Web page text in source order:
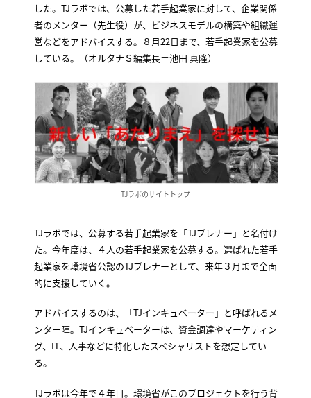
した。TJラボでは、公募した若手起業家に対して、企業関係
者のメンター（先生役）が、ビジネスモデルの構築や組織運
営などをアドバイスする。８月22日まで、若手起業家を公募
している。（オルタナＳ編集長＝池田 真隆）
TJラボのサイトトップ
TJラボでは、公募する若手起業家を「TJプレナー」と名付け
た。今年度は、４人の若手起業家を公募する。選ばれた若手
起業家を環境省公認のTJプレナーとして、来年３月まで全面
的に支援していく。
アドバイスするのは、「TJインキュベーター」と呼ばれるメ
ンター陣。TJインキュベーターは、資金調達やマーケティン
グ、IT、人事などに特化したスペシャリストを想定してい
る。
TJラボは今年で４年目。環境省がこのプロジェクトを行う背